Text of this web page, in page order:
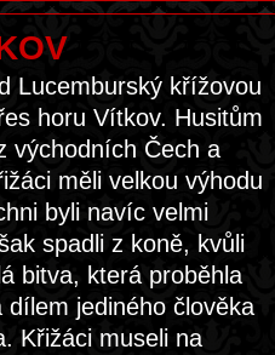
Lucemburský křížovou
horu Vítkov. Husitům
východních Čech a
měli velkou výhodu
byli navíc velmi
spadli z koně, kvůli
bitva, která proběhla
jediného člověka
Křižáci museli na